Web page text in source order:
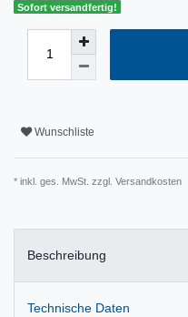
Sofort versandfertig!
Wunschliste
* inkl. ges. MwSt. zzgl. Versandkosten
Beschreibung
Technische Daten